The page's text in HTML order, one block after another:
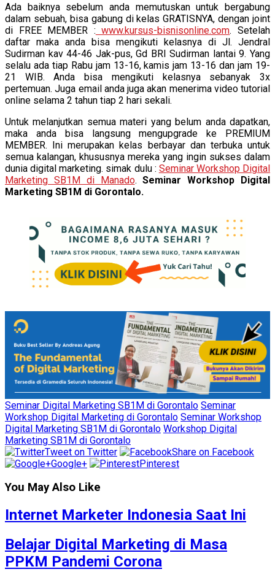
Ada baiknya sebelum anda memutuskan untuk bergabung
dalam sebuah, bisa gabung di kelas GRATISNYA, dengan joint
di FREE MEMBER : www.kursus-bisnisonline.com. Setelah
daftar maka anda bisa mengikuti kelasnya di Jl. Jendral
Sudirman kav 44-46 Jak-pus, Gd BRI Sudirman lantai 9. Yang
selalu ada tiap Rabu jam 13-16, kamis jam 13-16 dan jam 19-
21 WIB. Anda bisa mengikuti kelasnya sebanyak 3x
pertemuan. Juga email anda juga akan menerima video tutorial
online selama 2 tahun tiap 2 hari sekali.
Untuk melanjutkan semua materi yang belum anda dapatkan,
maka anda bisa langsung mengupgrade ke PREMIUM
MEMBER. Ini merupakan kelas berbayar dan terbuka untuk
semua kalangan, khususnya mereka yang ingin sukses dalam
dunia digital marketing. simak dulu : Seminar Workshop Digital
Marketing SB1M di Manado. Seminar Workshop Digital
Marketing SB1M di Gorontalo.
Seminar Digital Marketing SB1M di Gorontalo Seminar
Workshop Digital Marketing di Gorontalo Seminar Workshop
Digital Marketing SB1M di Gorontalo Workshop Digital
Marketing SB1M di Gorontalo
Tweet on Twitter
Share on Facebook
Google+
Pinterest
You May Also Like
Internet Marketer Indonesia Saat Ini
Belajar Digital Marketing di Masa
PPKM Pandemi Corona